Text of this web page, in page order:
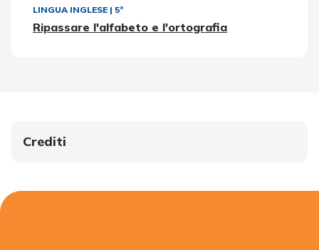
LINGUA INGLESE | 5ª
Ripassare l'alfabeto e l'ortografia
Crediti